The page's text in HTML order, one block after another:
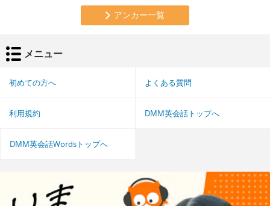
アンカー一覧
メニュー
初めての方へ よくある質問
利用規約 DMM英会話トップへ
DMM英会話Wordsトップへ